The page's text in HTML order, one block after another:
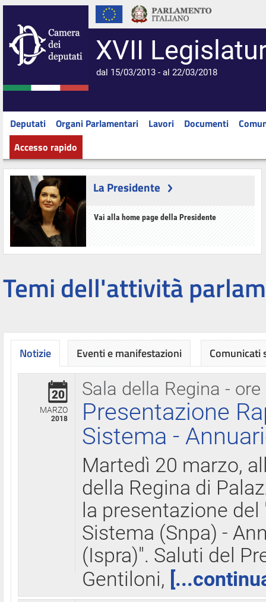
XVII
dal 15/03/2013 - al 22/03/2018
Deputati Organi Parlamentari Lavori Documenti
Accesso rapido
La Presidente
Vai alla home page della Presidente
Temi dell'attività
Notizie
Sala della Regina - ore
20
MARZO
2018
Presentazione
Sistema -
Martedì 20 marzo,
della Regina di
la presentazione
Sistema (Snpa) -
(Ispra)". Saluti del
Gentiloni,
Eventi e manifestazioni Comunicati